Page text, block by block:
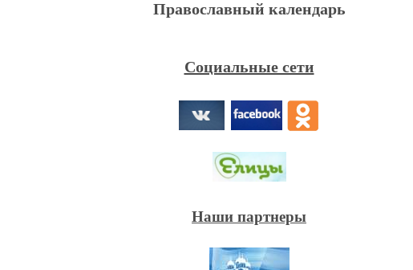
Православный календарь
Социальные сети
Наши партнеры